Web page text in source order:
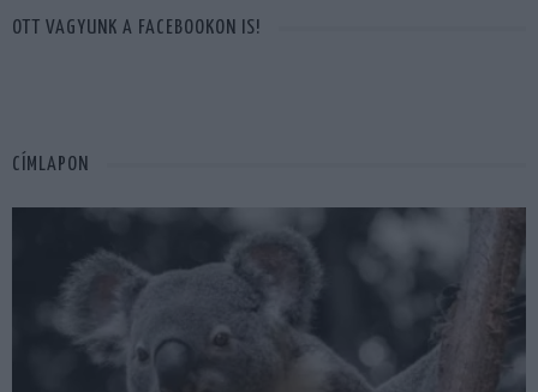
OTT VAGYUNK A FACEBOOKON IS!
CÍMLAPON